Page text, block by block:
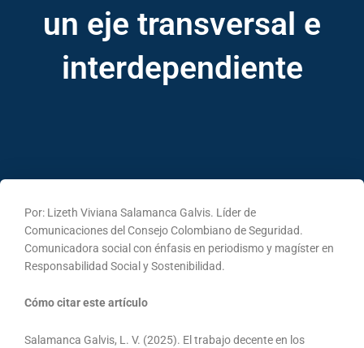
un eje transversal e
interdependiente
Por: Lizeth Viviana Salamanca Galvis. Líder de
Comunicaciones del Consejo Colombiano de Seguridad.
Comunicadora social con énfasis en periodismo y magíster en
Responsabilidad Social y Sostenibilidad.
Cómo citar este artículo
Salamanca Galvis, L. V. (2025). El trabajo decente en los